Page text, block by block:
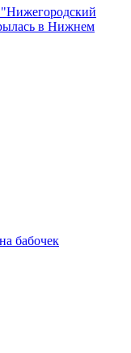
"Нижегородский
в Нижнем
бабочек